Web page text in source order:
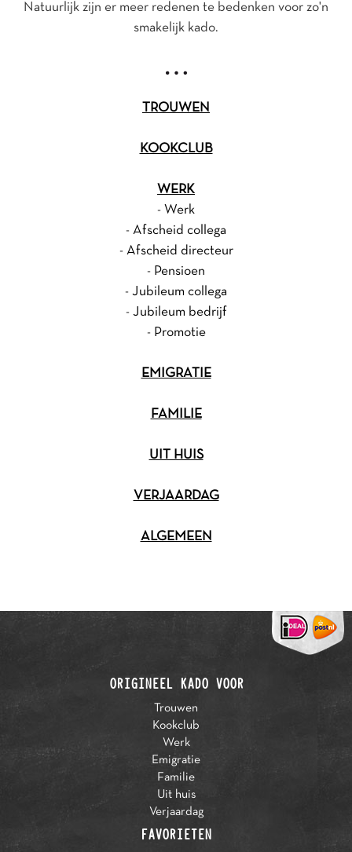
Natuurlijk zijn er meer redenen te bedenken voor zo'n
smakelijk kado.
TROUWEN
KOOKCLUB
WERK
- Werk
- Afscheid collega
- Afscheid directeur
- Pensioen
- Jubileum collega
- Jubileum bedrijf
- Promotie
EMIGRATIE
FAMILIE
UIT HUIS
VERJAARDAG
ALGEMEEN
ORIGINEEL KADO VOOR
Trouwen
Kookclub
Werk
Emigratie
Familie
Uit huis
Verjaardag
FAVORIETEN